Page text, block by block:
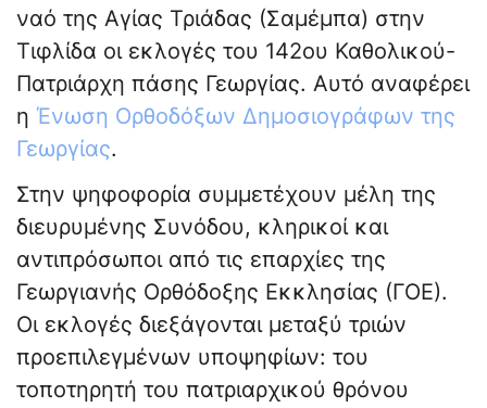
ναό της Αγίας Τριάδας (Σαμέμπα) στην
Τιφλίδα οι εκλογές του 142ου Καθολικού-
Πατριάρχη πάσης Γεωργίας. Αυτό αναφέρει
η Ένωση Ορθοδόξων Δημοσιογράφων της
Γεωργίας.
Στην ψηφοφορία συμμετέχουν μέλη της
διευρυμένης Συνόδου, κληρικοί και
αντιπρόσωποι από τις επαρχίες της
Γεωργιανής Ορθόδοξης Εκκλησίας (ΓΟΕ).
Οι εκλογές διεξάγονται μεταξύ τριών
προεπιλεγμένων υποψηφίων: του
τοποτηρητή του πατριαρχικού θρόνου